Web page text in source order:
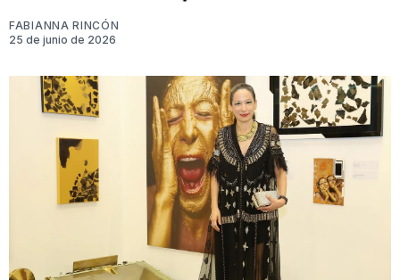
FABIANNA RINCÓN
25 de junio de 2026